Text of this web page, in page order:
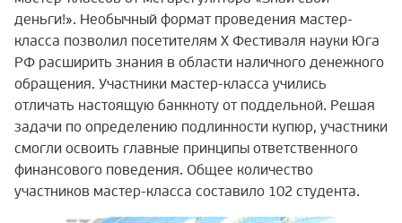
деньги!». Необычный формат проведения мастер-
класса позволил посетителям X Фестиваля науки Юга
РФ расширить знания в области наличного денежного
обращения. Участники мастер-класса учились
отличать настоящую банкноту от поддельной. Решая
задачи по определению подлинности купюр, участники
смогли освоить главные принципы ответственного
финансового поведения. Общее количество
участников мастер-класса составило 102 студента.